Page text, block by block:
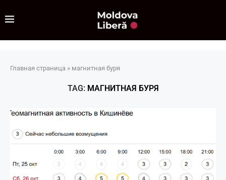
Главная страница » магнитная буря
TAG: МАГНИТНАЯ БУРЯ